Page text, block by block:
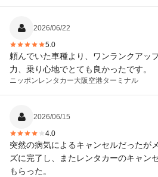
2026/06/22
5.0
頼んでいた車種より、ワンランクアッ
力、乗り心地でとても良かったです。
ニッポンレンタカー大阪空港ターミナル
2026/06/15
4.0
突然の病気によるキャンセルだったが
ズに完了し、またレンタカーのキャン
もらった。